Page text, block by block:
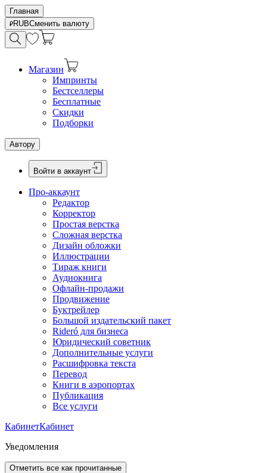
Главная
RUBСменить валюту
Магазин
Импринты
Бестселлеры
Бесплатные
Скидки
Подборки
Автору
Войти в аккаунт
Про-аккаунт
Редактор
Корректор
Простая верстка
Сложная верстка
Дизайн обложки
Иллюстрации
Тираж книги
Аудиокнига
Офлайн-продажи
Продвижение
Буктрейлер
Большой издательский пакет
Rideró для бизнеса
Юридический советник
Дополнительные услуги
Расшифровка текста
Перевод
Книги в аэропортах
Публикация
Все услуги
КабинетКабинет
Уведомления
Отметить все как прочитанные